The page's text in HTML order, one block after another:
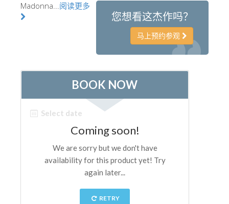
考古学博物馆
The Arnolfo\'s tower
Vasari Corridor
圣十字教堂
现在预定
预约导游
您想看这杰作吗？
马上预约参观
Madonna...阅读更多